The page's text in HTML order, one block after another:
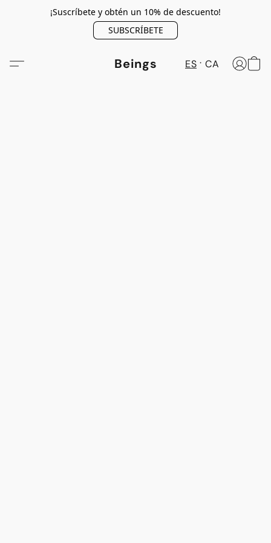
¡Suscríbete y obtén un 10% de descuento!
SUBSCRÍBETE
Beings ES CA